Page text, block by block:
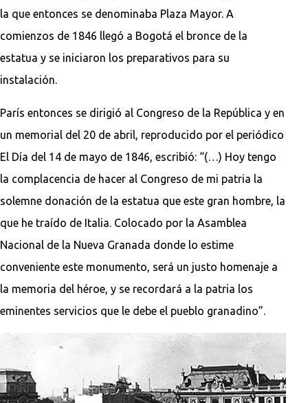
la que entonces se denominaba Plaza Mayor. A
comienzos de 1846 llegó a Bogotá el bronce de la
estatua y se iniciaron los preparativos para su
instalación.
París entonces se dirigió al Congreso de la República y en
un memorial del 20 de abril, reproducido por el periódico
El Día del 14 de mayo de 1846, escribió: “(…) Hoy tengo
la complacencia de hacer al Congreso de mi patria la
solemne donación de la estatua que este gran hombre, la
que he traído de Italia. Colocado por la Asamblea
Nacional de la Nueva Granada donde lo estime
conveniente este monumento, será un justo homenaje a
la memoria del héroe, y se recordará a la patria los
eminentes servicios que le debe el pueblo granadino”.